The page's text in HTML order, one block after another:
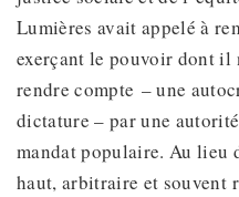
Lumières avait appelé à
exerçant le pouvoir dont il
rendre compte – une
dictature – par une
mandat populaire. Au lieu
haut, arbitraire et